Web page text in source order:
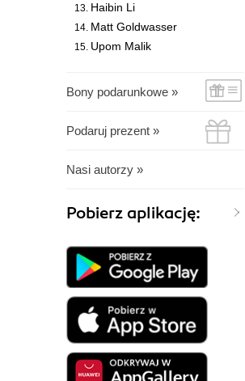
Haibin Li
Matt Goldwasser
Upom Malik
Bony podarunkowe »
Podaruj prezent »
Nasi autorzy »
Pobierz aplikację: